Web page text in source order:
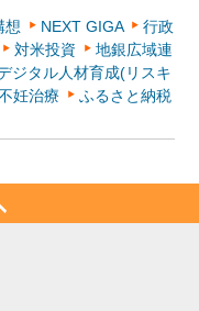
想 NEXT GIGA
行政
対米投資
地銀広域連
ジタル人材育成(リスキ
妊治療
ふるさと納税